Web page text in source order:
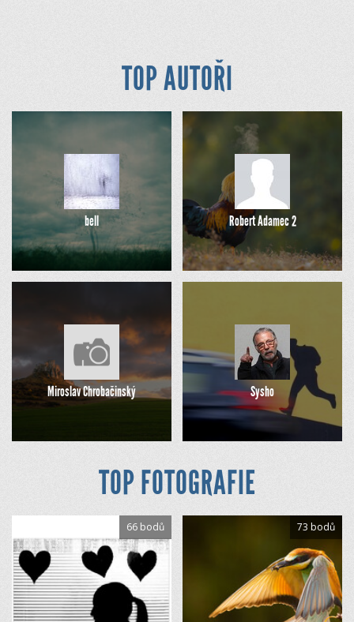
TOP AUTOŘI
bell Robert Adamec 2
Miroslav Chrobačinský Sysho
TOP FOTOGRAFIE
66 bodů 73 bodů